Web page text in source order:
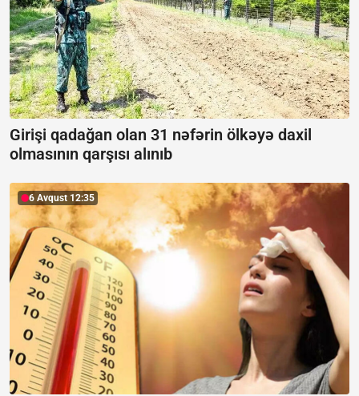
Girişi qadağan olan 31 nəfərin ölkəyə daxil
olmasının qarşısı alınıb
6 Avqust 12:35